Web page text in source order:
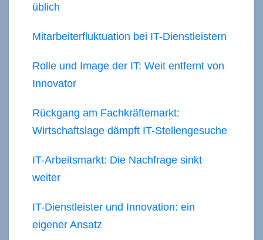
üblich
Mitarbeiterfluktuation bei IT-Dienstleistern
Rolle und Image der IT: Weit entfernt von
Innovator
Rückgang am Fachkräftemarkt:
Wirtschaftslage dämpft IT-Stellengesuche
IT-Arbeitsmarkt: Die Nachfrage sinkt
weiter
IT-Dienstleister und Innovation: ein
eigener Ansatz